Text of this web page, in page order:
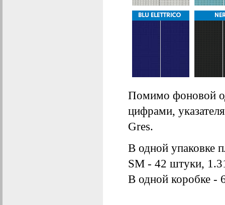
Помимо фоновой
цифрами,
Gres.
В одной упаковке
SM - 42 штуки,
В одной коробке -